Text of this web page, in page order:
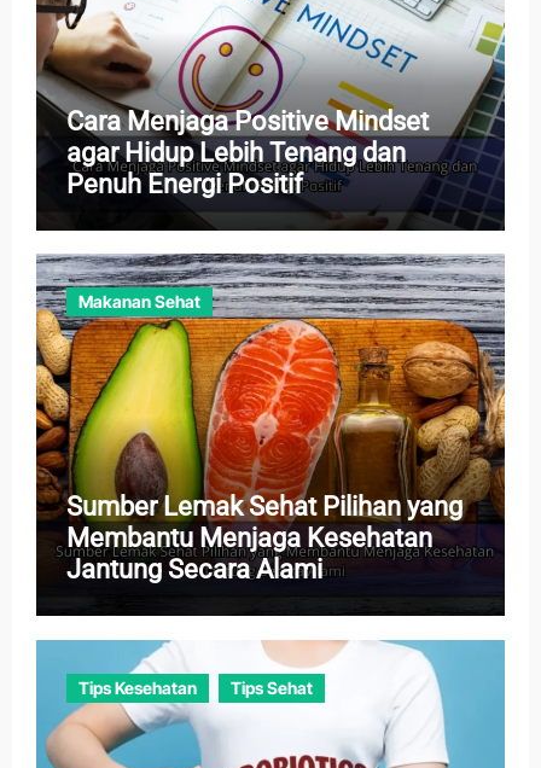
Cara Menjaga Positive Mindset
agar Hidup Lebih Tenang dan
Penuh Energi Positif
Makanan Sehat
Sumber Lemak Sehat Pilihan yang
Membantu Menjaga Kesehatan
Jantung Secara Alami
Tips Kesehatan Tips Sehat